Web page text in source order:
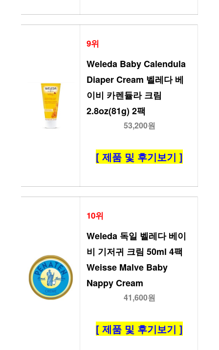
9위
Weleda Baby Calendula
Diaper Cream 벨레다 베
이비 카렌듈라 크림
2.8oz(81g) 2팩
53,200원
[ 제품 및 후기보기 ]
10위
Weleda 독일 벨레다 베이
비 기저귀 크림 50ml 4팩
Weisse Malve Baby
Nappy Cream
41,600원
[ 제품 및 후기보기 ]